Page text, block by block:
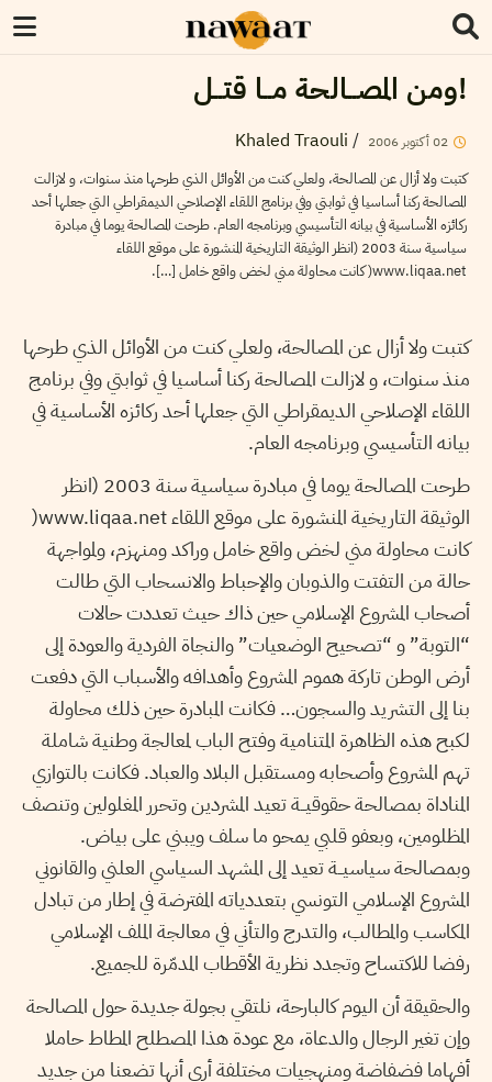
!ومن المصــالحة مــا قتــل
02أكتوبر 2006
/
Khaled Traouli
كتبت ولا أزال عن المصالحة، ولعلي كنت من الأوائل الذي طرحها منذ سنوات، و لازالت
المصالحة ركنا أساسيا في ثوابتي وفي برنامج اللقاء الإصلاحي الديمقراطي التي جعلها أحد
ركائزه الأساسية في بيانه التأسيسي وبرنامجه العام. طرحت المصالحة يوما في مبادرة
سياسية سنة 2003 (انظر الوثيقة التاريخية المنشورة على موقع اللقاء
www.liqaa.net( كانت محاولة مني لخض واقع خامل […].
كتبت ولا أزال عن المصالحة، ولعلي كنت من الأوائل الذي طرحها
منذ سنوات، و لازالت المصالحة ركنا أساسيا في ثوابتي وفي برنامج
اللقاء الإصلاحي الديمقراطي التي جعلها أحد ركائزه الأساسية في
بيانه التأسيسي وبرنامجه العام.
طرحت المصالحة يوما في مبادرة سياسية سنة 2003 (انظر
الوثيقة التاريخية المنشورة على موقع اللقاء www.liqaa.net(
كانت محاولة مني لخض واقع خامل وراكد ومنهزم، ولمواجهة
حالة من التفتت والذوبان والإحباط والانسحاب التي طالت
أصحاب المشروع الإسلامي حين ذاك حيث تعددت حالات
“التوبة” و “تصحيح الوضعيات” والنجاة الفردية والعودة إلى
أرض الوطن تاركة هموم المشروع وأهدافه والأسباب التي دفعت
بنا إلى التشريد والسجون… فكانت المبادرة حين ذلك محاولة
لكبح هذه الظاهرة المتنامية وفتح الباب لمعالجة وطنية شاملة
تهم المشروع وأصحابه ومستقبل البلاد والعباد. فكانت بالتوازي
المناداة بمصالحة حقوقيــة تعيد المشردين وتحرر المغلولين وتنصف
المظلومين، وبعفو قلبي يمحو ما سلف ويبني على بياض.
وبمصالحة سياسيــة تعيد إلى المشهد السياسي العلني والقانوني
المشروع الإسلامي التونسي بتعددياته المفترضة في إطار من تبادل
المكاسب والمطالب، والتدرج والتأني في معالجة الملف الإسلامي
رفضا للاكتساح وتجدد نظرية الأقطاب المدمّرة للجميع.
والحقيقة أن اليوم كالبارحة، نلتقي بجولة جديدة حول المصالحة
وإن تغير الرجال والدعاة، مع عودة هذا المصطلح المطاط حاملا
أفهاما فضفاضة ومنهجيات مختلفة أرى أنها تضعنا من جديد